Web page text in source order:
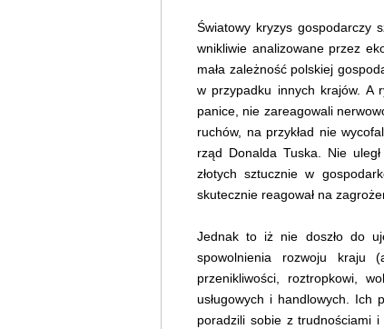
Światowy kryzys gospodarczy
wnikliwie analizowane przez
mała zależność polskiej
w przypadku innych krajów. A
panice, nie zareagowali
ruchów, na przykład nie
rząd Donalda Tuska. Nie
złotych sztucznie w
skutecznie reagował na
Jednak to iż nie doszło do
spowolnienia rozwoju kraju
przenikliwości, roztropkowi,
usługowych i handlowych. Ich
poradzili sobie z trudnościami